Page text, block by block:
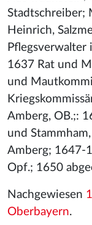
Stadtschreiber;
Heinrich,
Pflegsverwalter
1637 Rat und
und
Amberg, OB.;:
und
Amberg; 1647-
Opf.; 1650
Nachgewiesen
Oberbayern.